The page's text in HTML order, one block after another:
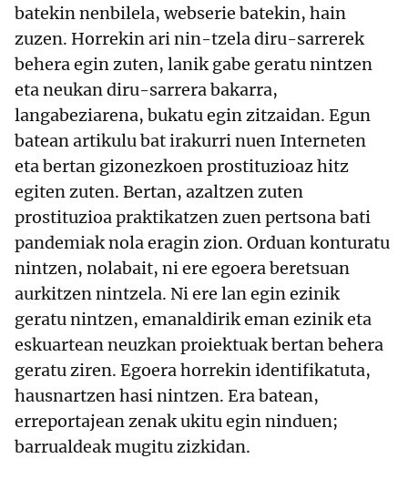
batekin nenbilela, webserie batekin, hain
zuzen. Horrekin ari nin-tzela diru-sarrerek
behera egin zuten, lanik gabe geratu nintzen
eta neukan diru-sarrera bakarra,
langabeziarena, bukatu egin zitzaidan. Egun
batean artikulu bat irakurri nuen Interneten
eta bertan gizonezkoen prostituzioaz hitz
egiten zuten. Bertan, azaltzen zuten
prostituzioa praktikatzen zuen pertsona bati
pandemiak nola eragin zion. Orduan konturatu
nintzen, nolabait, ni ere egoera beretsuan
aurkitzen nintzela. Ni ere lan egin ezinik
geratu nintzen, emanaldirik eman ezinik eta
eskuartean neuzkan proiektuak bertan behera
geratu ziren. Egoera horrekin identifikatuta,
hausnartzen hasi nintzen. Era batean,
erreportajean zenak ukitu egin ninduen;
barrualdeak mugitu zizkidan.